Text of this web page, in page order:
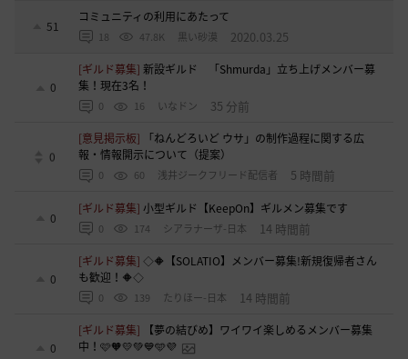
51
コミュニティの利用にあたって
18 47.8K 黒い砂漠 2020.03.25
0
[ギルド募集]新設ギルド 「Shmurda」立ち上げメンバー募
集！現在3名！
0 16 いなドン 35 分前
0
[意見掲示板]
「ねんどろいど ウサ」の制作過程に関する広
報・情報開示について（提案）
0 60 浅井ジークフリード配信者 5 時間前
0
[ギルド募集]小型ギルド【KeepOn】ギルメン募集です
0 174 シアラナーザ-日本 14 時間前
0
[ギルド募集]◇🔶【SOLATIO】メンバー募集!新規復帰者さん
も歓迎！🔶◇
0 139 たりほー-日本 14 時間前
0
[ギルド募集]
【夢の結びめ】ワイワイ楽しめるメンバー募集
中！🩷🧡💛💚💙🩵💜